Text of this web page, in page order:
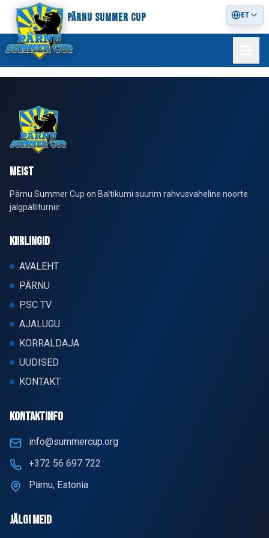
PÄRNU SUMMER CUP ET
MEIST
Pärnu Summer Cup on Baltikumi suurim rahvusvaheline noorte
jalgpalliturniir.
KIIRLINGID
AVALEHT
PÄRNU
PSC TV
AJALUGU
KORRALDAJA
UUDISED
KONTAKT
KONTAKTINFO
info@summercup.org
+372 56 697 722
Pärnu, Estonia
JÄLGI MEID